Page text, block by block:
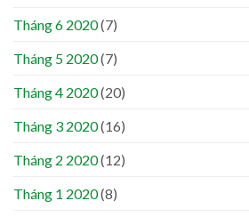
Tháng 6 2020(7)
Tháng 5 2020(7)
Tháng 4 2020(20)
Tháng 3 2020(16)
Tháng 2 2020(12)
Tháng 1 2020(8)